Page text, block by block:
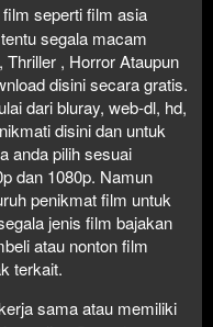
seperti film asia
segala macam
, Horror Ataupun
disini secara gratis.
dari bluray, web-dl, hd,
disini dan untuk
anda pilih sesuai
dan 1080p. Namun
penikmat film untuk
jenis film bajakan
atau nonton film
terkait.
sama atau memiliki